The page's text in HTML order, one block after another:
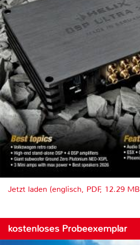
Jetzt laden (englisch, PDF, 12.29
kostenloses Probeexemplar